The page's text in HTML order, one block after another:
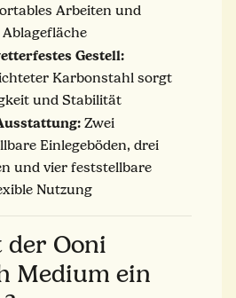
Arbeiten und
Gestell:
Karbonstahl sorgt
und Stabilität
Zwei
Einlegeböden, drei
und vier feststellbare
Nutzung
Ooni
Medium ein